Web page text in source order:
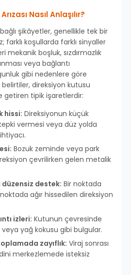
Nasıl Anlaşılır?
şikâyetler, genellikle tek bir
farklı koşullarda farklı sinyaller
mekanik boşluk, sızdırmazlık
veya bağlantı
gibi nedenlere göre
belirtiler, direksiyon kutusu
tipik işaretlerdir:
hissi: Direksiyonun küçük
vermesi veya düz yolda
Bozuk zeminde veya park
çevrilirken gelen metalik
destek: Bir noktada
ağır hissedilen direksiyon
izleri: Kutunun çevresinde
veya yağ kokusu gibi bulgular.
zayıflık: Viraj sonrası
merkezlemede isteksiz